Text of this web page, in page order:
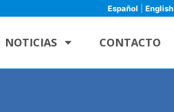
Español English
NOTICIAS CONTACTO